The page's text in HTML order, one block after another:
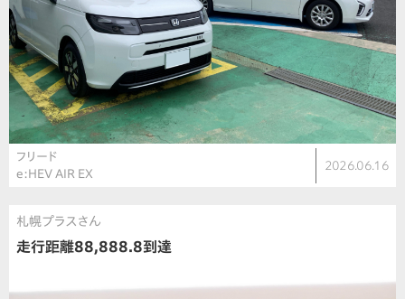
フリード
e:HEV AIR EX
2026.06.16
札幌プラスさん
走行距離88,888.8到達